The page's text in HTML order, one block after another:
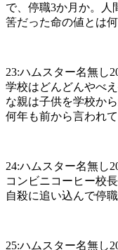
で、停職3か月か。人
筈だった命の値とは
23:ハムスター名無し
学校はどんどんやべ
な親は子供を学校か
何年も前から言われ
24:ハムスター名無し
コンビニコーヒー校
自殺に追い込んで停
25:ハムスター名無し